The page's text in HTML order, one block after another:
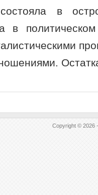
в
в
Copyright © 2026